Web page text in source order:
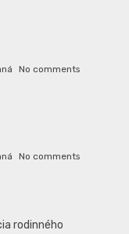
No comments
No comments
rodinného